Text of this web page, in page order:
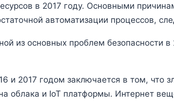
в 2017 году. Основными
автоматизации процессов,
из основных проблем безопасности
и 2017 годом заключается в том, что
облака и IoT платформы. Интернет